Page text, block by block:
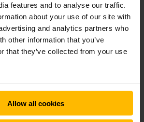
features and to analyse our traffic.
about your use of our site with
and analytics partners who
other information that you’ve
that they’ve collected from your use
Allow all cookies
max. 1.200 kg: vanaf 3,4
max. 2.000 kg: vanaf 3,5
max. 2.000 kg: vanaf 3,9
max. 3.500 kg: vanaf 6,2